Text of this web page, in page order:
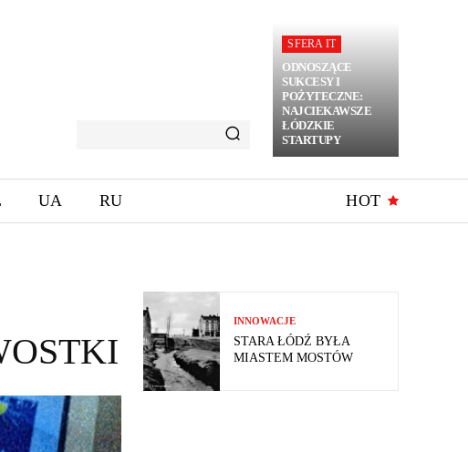
SFERA IT
ODNOSZĄCE
SUKCESY I
POŻYTECZNE:
NAJCIEKAWSZE
ŁÓDZKIE
STARTUPY
UA RU HOT
INNOWACJE
STARA ŁÓDŹ BYŁA
MIASTEM MOSTÓW